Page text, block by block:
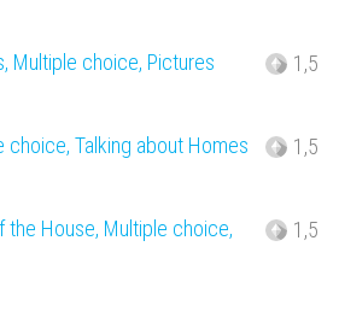
Multiple choice, Pictures 1,5
choice, Talking about Homes 1,5
the House, Multiple choice,
1,5